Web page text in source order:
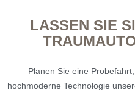
LASSEN SIE
Planen Sie eine
hochmoderne Technologie